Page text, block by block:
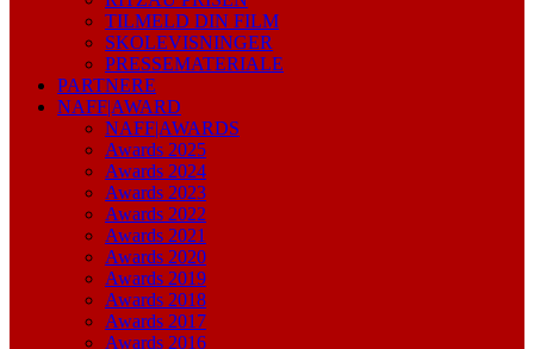
TILMELD DIN FILM
SKOLEVISNINGER
PRESSEMATERIALE
PARTNERE
NAFF|AWARD
NAFF|AWARDS
Awards 2025
Awards 2024
Awards 2023
Awards 2022
Awards 2021
Awards 2020
Awards 2019
Awards 2018
Awards 2017
Awards 2016